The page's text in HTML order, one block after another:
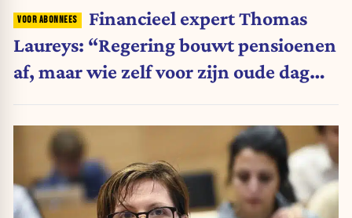
Financieel expert Thomas
Laureys: “Regering bouwt pensioenen
af, maar wie zelf voor zijn oude dag